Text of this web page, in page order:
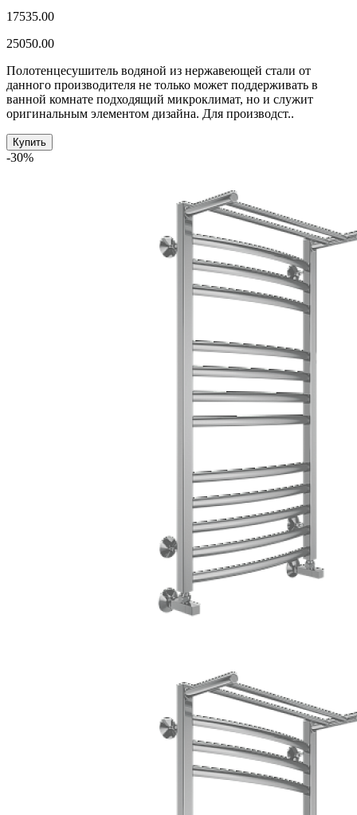
17535.00
25050.00
Полотенцесушитель водяной из нержавеющей стали от
данного производителя не только может поддерживать в
ванной комнате подходящий микроклимат, но и служит
оригинальным элементом дизайна. Для производст..
Купить
-30%